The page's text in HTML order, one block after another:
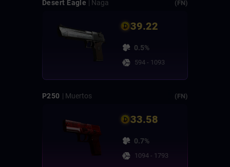
Desert Eagle | Naga (FN)
39.22
0.5%
594 - 1093
P250 | Muertos (FN)
33.58
0.7%
1094 - 1793